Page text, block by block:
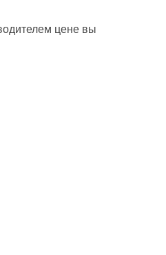
цене вы